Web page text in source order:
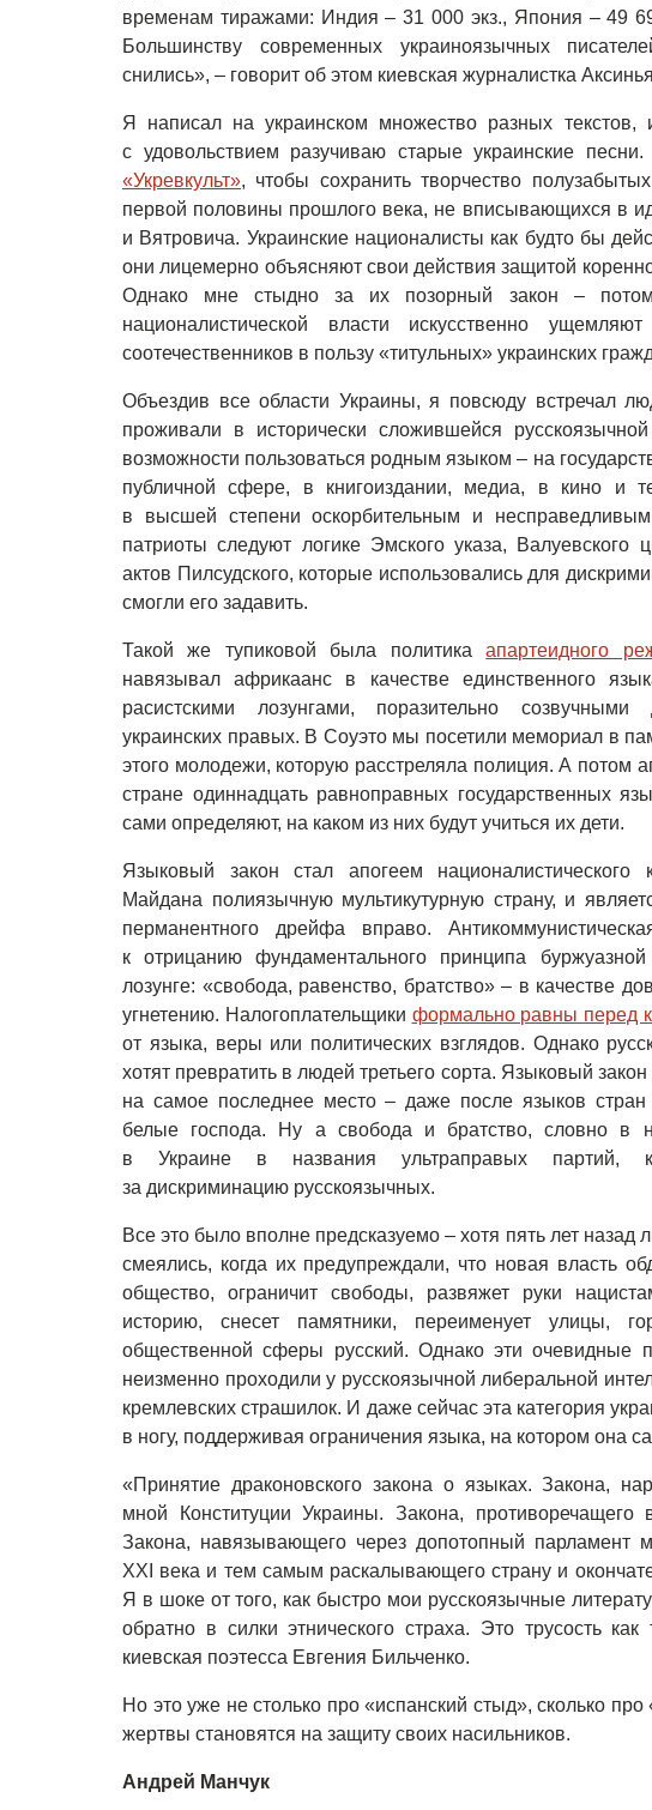
временам тиражами: Индия – 31 000 экз., Япония – 49
Большинству современных украиноязычных
снились», – говорит об этом киевская журналистка
Я написал на украинском множество разных текстов,
с удовольствием разучиваю старые украинские
«Укревкульт», чтобы сохранить творчество
первой половины прошлого века, не вписывающихся в
и Вятровича. Украинские националисты как будто бы
они лицемерно объясняют свои действия защитой
Однако мне стыдно за их позорный закон –
националистической власти искусственно
соотечественников в пользу «титульных» украинских
Объездив все области Украины, я повсюду встречал
проживали в исторически сложившейся
возможности пользоваться родным языком – на
публичной сфере, в книгоиздании, медиа, в кино и
в высшей степени оскорбительным и
патриоты следуют логике Эмского указа, Валуевского
актов Пилсудского, которые использовались для
смогли его задавить.
Такой же тупиковой была политикаапартеидного
навязывал африкаанс в качестве единственного
расистскими лозунгами, поразительно созвучными
украинских правых. В Соуэто мы посетили мемориал в
этого молодежи, которую расстреляла полиция. А потом
стране одиннадцать равноправных государственных
сами определяют, на каком из них будут учиться их дети.
Языковый закон стал апогеем
Майдана полиязычную мультикутурную страну, и
перманентного дрейфа вправо.
к отрицанию фундаментального принципа
лозунге: «свобода, равенство, братство» – в качестве
угнетению. Налогоплательщики формально равны перед
от языка, веры или политических взглядов. Однако
хотят превратить в людей третьего сорта. Языковый
на самое последнее место – даже после языков
белые господа. Ну а свобода и братство, словно в
в Украине в названия ультраправых партий,
за дискриминацию русскоязычных.
Все это было вполне предсказуемо – хотя пять лет
смеялись, когда их предупреждали, что новая власть
общество, ограничит свободы, развяжет руки
историю, снесет памятники, переименует улицы,
общественной сферы русский. Однако эти очевидные
неизменно проходили у русскоязычной либеральной
кремлевских страшилок. И даже сейчас эта категория
в ногу, поддерживая ограничения языка, на котором она
«Принятие драконовского закона о языках. Закона,
мной Конституции Украины. Закона,
Закона, навязывающего через допотопный парламент
XXI века и тем самым раскалывающего страну и
Я в шоке от того, как быстро мои русскоязычные
обратно в силки этнического страха. Это трусость
киевская поэтесса Евгения Бильченко.
Но это уже не столько про «испанский стыд», сколько про
жертвы становятся на защиту своих насильников.
Андрей Манчук